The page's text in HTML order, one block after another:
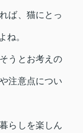
ば、猫にとっ
ね。
うとお考えの
注意点につい
らしを楽しん